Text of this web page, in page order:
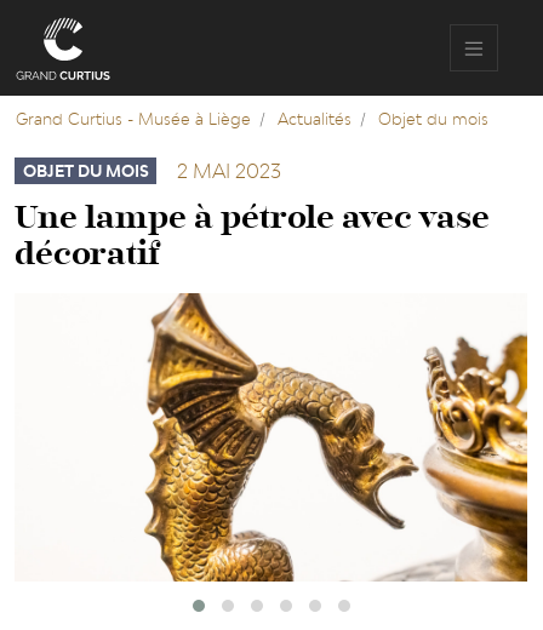
contenu
principal
Grand Curtius - Musée à Liège
Actualités Objet du mois
OBJET DU MOIS 2 MAI 2023
Une lampe à pétrole avec vase
décoratif